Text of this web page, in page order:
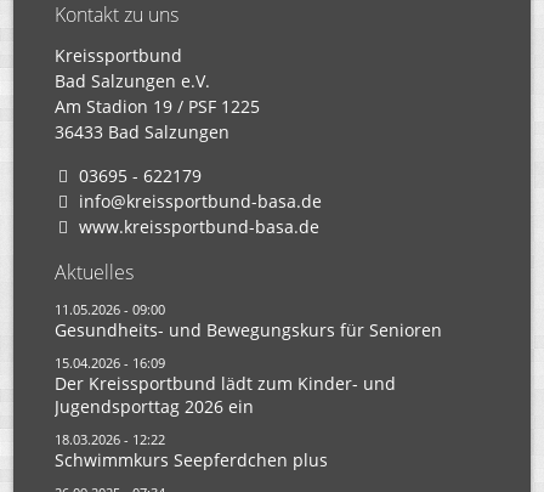
Kontakt zu uns
Kreissportbund
Bad Salzungen e.V.
Am Stadion 19 / PSF 1225
36433 Bad Salzungen
03695 - 622179
info@kreissportbund-basa.de
www.kreissportbund-basa.de
Aktuelles
11.05.2026 - 09:00
Gesundheits- und Bewegungskurs für Senioren
15.04.2026 - 16:09
Der Kreissportbund lädt zum Kinder- und
Jugendsporttag 2026 ein
18.03.2026 - 12:22
Schwimmkurs Seepferdchen plus